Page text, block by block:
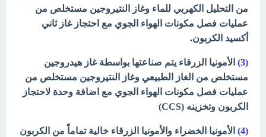
من التحليل الكهربي للماء وغاز النتيروجين مستخلص من
عمليات فصل مكونات الهواء الجوي مع احتجاز غاز ثاني
أكسيد الكربون.
(3)
الأمونيا الزرقاء يتم صناعتها بواسطة غاز هيدروجين
مستخلص من الغاز الطبيعي وغاز النتيروجين مستخلص من
عمليات فصل مكونات الهواء الجوي مع اضافة وحدة لاحتجاز
الكربون وتخزينه (CCS)
(4)
الأمونيا الخضراء والأمونيا الزرقاء خالية تماماً من الكربون